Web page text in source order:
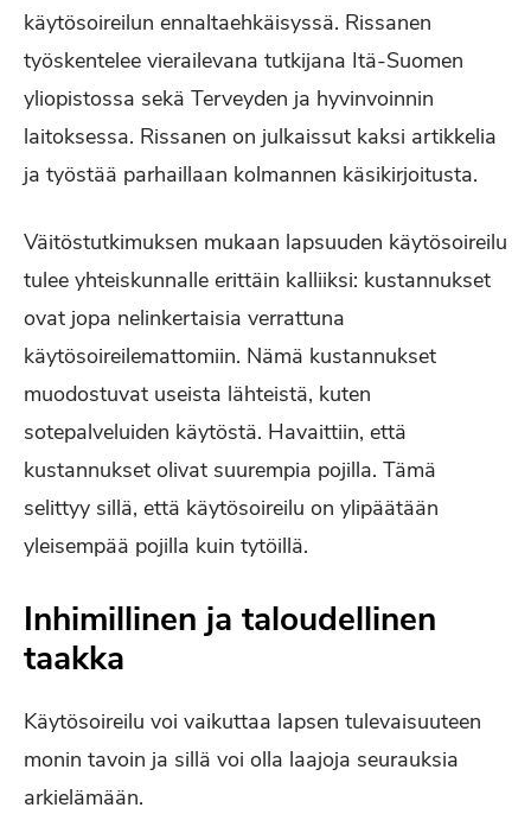
käytösoireilun ennaltaehkäisyssä. Rissanen
työskentelee vierailevana tutkijana Itä-Suomen
yliopistossa sekä Terveyden ja hyvinvoinnin
laitoksessa. Rissanen on julkaissut kaksi artikkelia
ja työstää parhaillaan kolmannen käsikirjoitusta.
Väitöstutkimuksen mukaan lapsuuden käytösoireilu
tulee yhteiskunnalle erittäin kalliiksi: kustannukset
ovat jopa nelinkertaisia verrattuna
käytösoireilemattomiin. Nämä kustannukset
muodostuvat useista lähteistä, kuten
sotepalveluiden käytöstä. Havaittiin, että
kustannukset olivat suurempia pojilla. Tämä
selittyy sillä, että käytösoireilu on ylipäätään
yleisempää pojilla kuin tytöillä.
Inhimillinen ja taloudellinen
taakka
Käytösoireilu voi vaikuttaa lapsen tulevaisuuteen
monin tavoin ja sillä voi olla laajoja seurauksia
arkielämään.